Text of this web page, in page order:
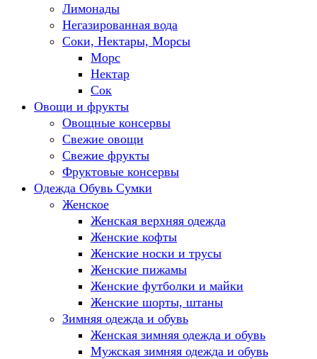
Лимонады
Негазированная вода
Соки, Нектары, Морсы
Морс
Нектар
Сок
Овощи и фрукты
Овощные консервы
Свежие овощи
Свежие фрукты
Фруктовые консервы
Одежда Обувь Сумки
Женское
Женская верхняя одежда
Женские кофты
Женские носки и трусы
Женские пижамы
Женские футболки и майки
Женские шорты, штаны
Зимняя одежда и обувь
Женская зимняя одежда и обувь
Мужская зимняя одежда и обувь